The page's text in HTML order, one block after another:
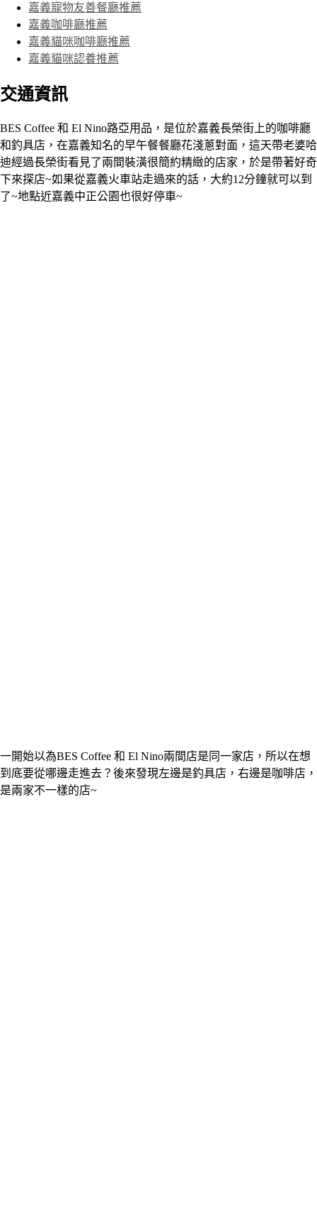
嘉義寵物友善餐廳推薦
嘉義咖啡廳推薦
嘉義貓咪咖啡廳推薦
嘉義貓咪認養推薦
交通資訊
BES Coffee 和 El Nino路亞用品，是位於嘉義長榮街上的咖啡廳
和釣具店，在嘉義知名的早午餐餐廳花淺蔥對面，這天帶老婆哈
迪經過長榮街看見了兩間裝潢很簡約精緻的店家，於是帶著好奇
下來探店~如果從嘉義火車站走過來的話，大約12分鐘就可以到
了~地點近嘉義中正公園也很好停車~
一開始以為BES Coffee 和 El Nino兩間店是同一家店，所以在想
到底要從哪邊走進去？後來發現左邊是釣具店，右邊是咖啡店，
是兩家不一樣的店~